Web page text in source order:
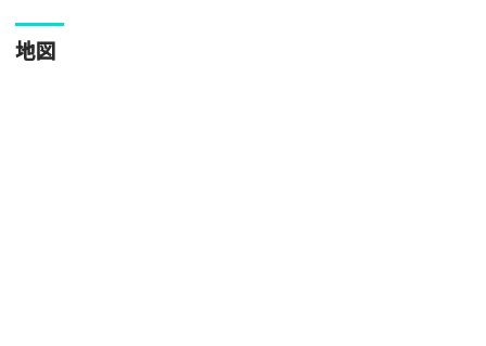
[text photo1alt placeholder "写真の解説※任意]
地図